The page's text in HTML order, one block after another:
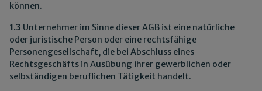
können.
1.3 Unternehmer im Sinne dieser AGB ist eine natürliche
oder juristische Person oder eine rechtsfähige
Personengesellschaft, die bei Abschluss eines
Rechtsgeschäfts in Ausübung ihrer gewerblichen oder
selbständigen beruflichen Tätigkeit handelt.